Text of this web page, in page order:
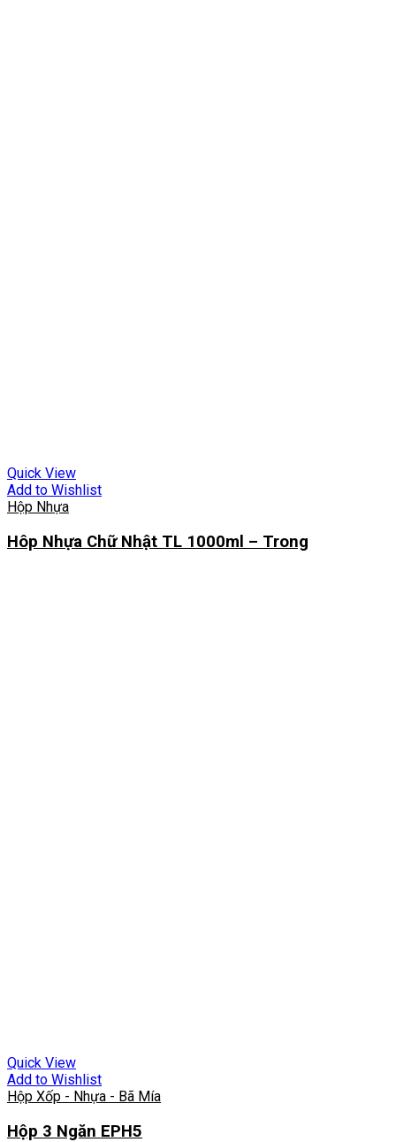
Quick View
Add to Wishlist
Hộp Nhựa
Hôp Nhựa Chữ Nhật TL 1000ml – Trong
Quick View
Add to Wishlist
Hộp Xốp - Nhựa - Bã Mía
Hộp 3 Ngăn EPH5